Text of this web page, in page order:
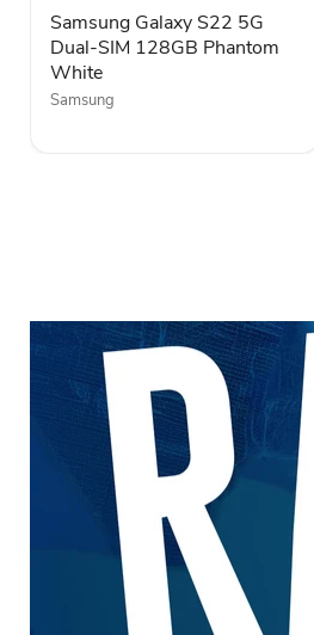
128GB
Phantom
White
Samsung Galaxy S22 5G
Dual-SIM 128GB Phantom
White
Samsung